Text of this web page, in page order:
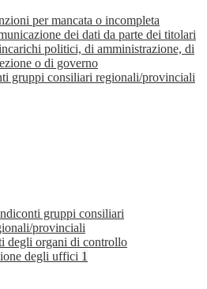
per mancata o incompleta
dei dati da parte dei titolari
politici, di amministrazione, di
o di governo
gruppi consiliari regionali/provinciali
gruppi consiliari
provinciali
degli organi di controllo
degli uffici 1